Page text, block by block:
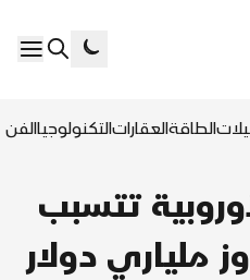
الطاقةالعقاراتالتكنولوجياالفن
تتسبب
ملياري دولار